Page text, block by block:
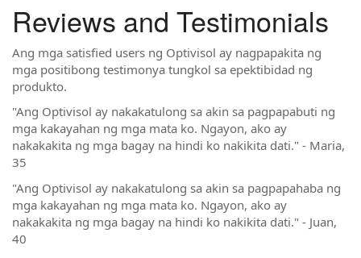
Reviews and Testimonials
Ang mga satisfied users ng Optivisol ay nagpapakita ng
mga positibong testimonya tungkol sa epektibidad ng
produkto.
"Ang Optivisol ay nakakatulong sa akin sa pagpapabuti ng
mga kakayahan ng mga mata ko. Ngayon, ako ay
nakakakita ng mga bagay na hindi ko nakikita dati." - Maria,
35
"Ang Optivisol ay nakakatulong sa akin sa pagpapahaba ng
mga kakayahan ng mga mata ko. Ngayon, ako ay
nakakakita ng mga bagay na hindi ko nakikita dati." - Juan,
40